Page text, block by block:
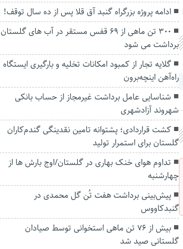
ادامه پروژه بزرگراه گنبد آق قلا پس از ده سال توقف!
۳۰۰ تن ماهی از ۶۹ قفس مستقر در آب های گلستان
برداشت می شود
گلایه تجار از کمبود امکانات تخلیه و بارگیری ایستگاه
راه‌آهن اینچه‌برون
شناسایی عامل برداشت غیرمجاز از حساب بانکی
شهروند آزادشهری
کشت قراردادی؛ پشتوانه تامین نقدینگی گندم‌کاران
گلستان برای استمرار تولید
تداوم هوای خنک بهاری در گلستان/اوج بارش ها از
چهارشنبه
پیش‌بینی برداشت هفت تُن گل محمدی در
گنبدکاووس
بیش از ۷۶ تن ماهی استخوانی توسط صیادان
گلستانی صید شد